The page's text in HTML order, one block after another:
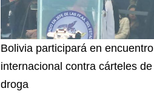
Bolivia participará en encuentro
internacional contra cárteles de
droga